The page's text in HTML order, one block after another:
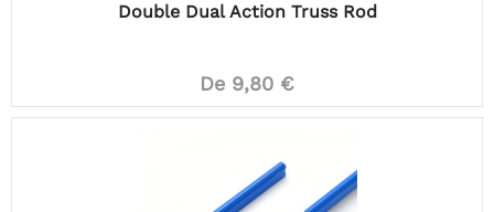
Double Dual Action Truss Rod
De 9,80 €